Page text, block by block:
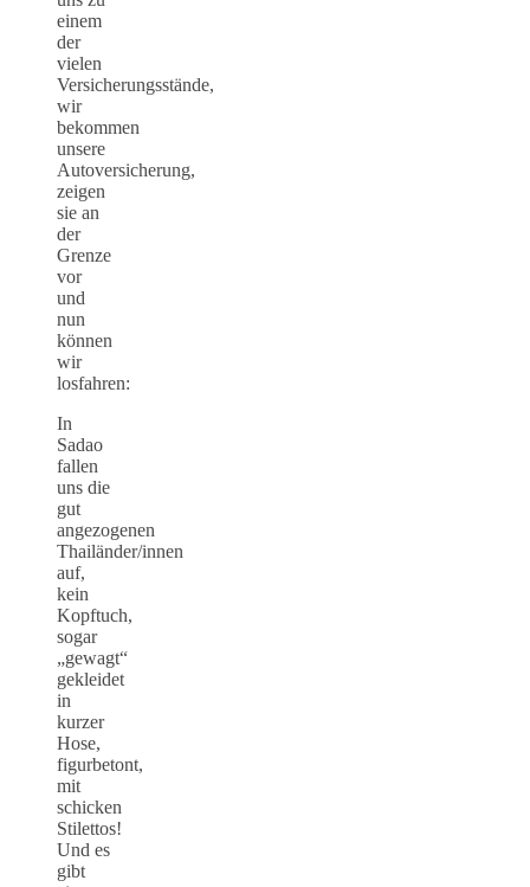
einem
der
vielen
Versicherungsstände,
wir
bekommen
unsere
Autoversicherung,
zeigen
sie an
der
Grenze
vor
und
nun
können
wir
losfahren:
In
Sadao
fallen
uns die
gut
angezogenen
Thailänder/innen
auf,
kein
Kopftuch,
sogar
„gewagt“
gekleidet
in
kurzer
Hose,
figurbetont,
mit
schicken
Stilettos!
Und es
gibt